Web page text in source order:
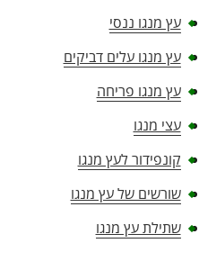
עץ מנגו ננסי
עץ מנגו עלים דביקים
עץ מנגו פריחה
עצי מנגו
קונפידור לעץ מנגו
שורשים של עץ מנגו
שתילת עץ מנגו